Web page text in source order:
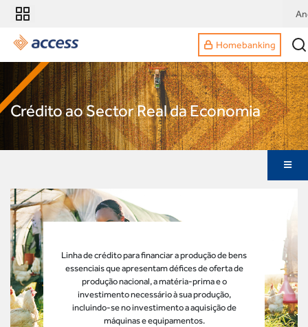
Homebanking
Crédito ao Sector Real da Economia
Linha de crédito para financiar a produção de bens
essenciais que apresentam défices de oferta de
produção nacional, a matéria-prima e o
investimento necessário à sua produção,
incluindo-se no investimento a aquisição de
máquinas e equipamentos.